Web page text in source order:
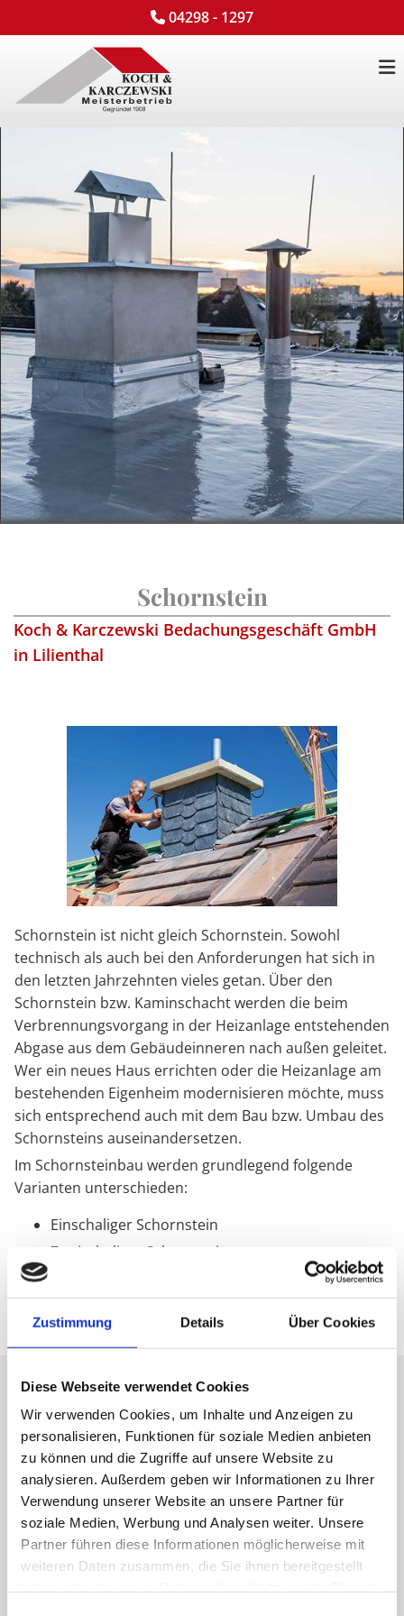
Zustimmung Details Über Cookies
Diese Webseite verwendet Cookies
Wir verwenden Cookies, um Inhalte und Anzeigen zu
personalisieren, Funktionen für soziale Medien anbieten
zu können und die Zugriffe auf unsere Website zu
analysieren. Außerdem geben wir Informationen zu Ihrer
Verwendung unserer Website an unsere Partner für
soziale Medien, Werbung und Analysen weiter. Unsere
Partner führen diese Informationen möglicherweise mit
weiteren Daten zusammen, die Sie ihnen bereitgestellt
 04298 - 1297
Schornstein
Koch & Karczewski Bedachungsgeschäft GmbH
in Lilienthal
Schornstein ist nicht gleich Schornstein. Sowohl
technisch als auch bei den Anforderungen hat sich in
den letzten Jahrzehnten vieles getan. Über den
Schornstein bzw. Kaminschacht werden die beim
Verbrennungsvorgang in der Heizanlage entstehenden
Abgase aus dem Gebäudeinneren nach außen geleitet.
Wer ein neues Haus errichten oder die Heizanlage am
bestehenden Eigenheim modernisieren möchte, muss
sich entsprechend auch mit dem Bau bzw. Umbau des
Schornsteins auseinandersetzen.
Im Schornsteinbau werden grundlegend folgende
Varianten unterschieden:
Einschaliger Schornstein
Zweischaliger Schornstein
Die einfachste Bauweise ist der einschalige
Schornstein. Dieser besteht lediglich aus einem
mineralischen Schacht, darf jedoch auch nur unter
Nachweis eines ordnungsgemäß eingeschränkten
Gebrauchs (bspw. der Anschluss eines Pelletofens)
verbaut werden. Zweischalige Schornsteine bestehen
aus Schacht und Innenrohr. Sie finden zunehmend als
Abgasleitungen Verwendung. Zudem werden mit ihnen